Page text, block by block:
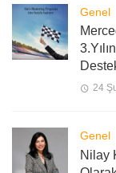
Genel
24
Genel
Nilay